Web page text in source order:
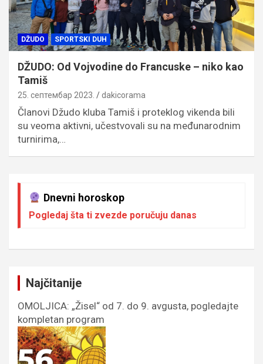
DŽUDO SPORTSKI DUH
DŽUDO: Od Vojvodine do Francuske – niko kao
Tamiš
25. септембар 2023. dakicorama
Članovi Džudo kluba Tamiš i proteklog vikenda bili
su veoma aktivni, učestvovali su na međunarodnim
turnirima,…
Dnevni horoskop
Pogledaj šta ti zvezde poručuju danas
Najčitanije
OMOLJICA: „Žisel“ od 7. do 9. avgusta, pogledajte
kompletan program